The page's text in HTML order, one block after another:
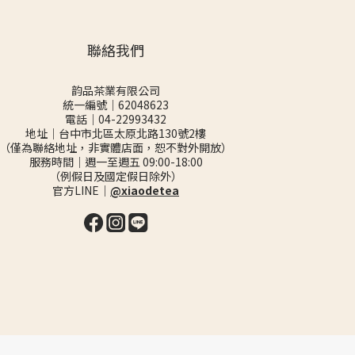
聯絡我們
韵品茶業有限公司
統一編號｜62048623
電話｜04-22993432
地址｜台中市北區太原北路130號2樓
（僅為聯絡地址，非實體店面，恕不對外開放）
服務時間｜週一至週五 09:00-18:00
（例假日及國定假日除外）
官方LINE｜ @xiaodetea